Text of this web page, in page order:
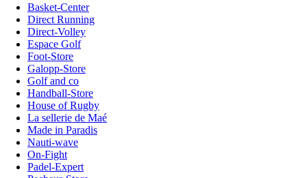
Basket-Center
Direct Running
Direct-Volley
Espace Golf
Foot-Store
Galopp-Store
Golf and co
Handball-Store
House of Rugby
La sellerie de Maé
Made in Paradis
Nauti-wave
On-Fight
Padel-Expert